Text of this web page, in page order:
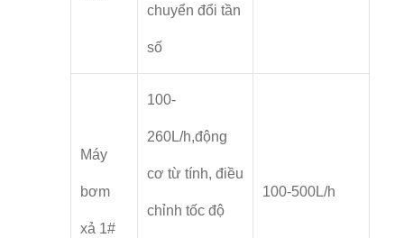
chuyển đổi tần
số
Máy
bơm
xả 1#
100-
260L/h,động
cơ từ tính, điều
chỉnh tốc độ
100-500L/h